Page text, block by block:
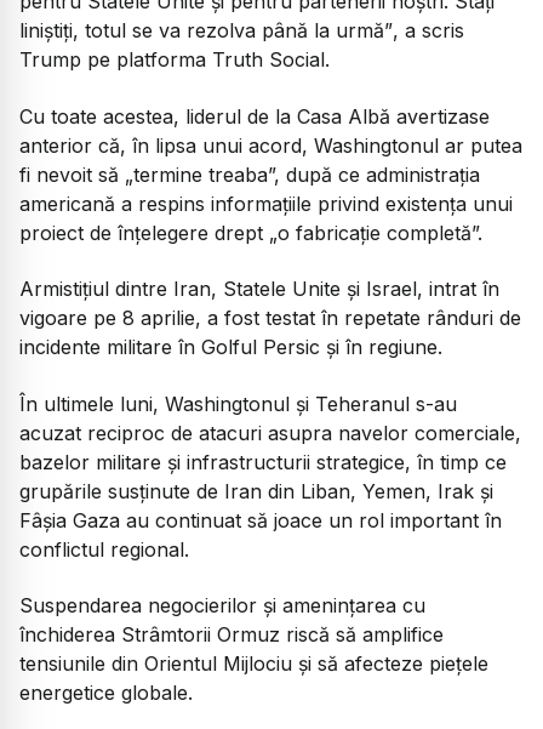
liniștiți, totul se va rezolva până la urmă”, a scris
Trump pe platforma Truth Social.
Cu toate acestea, liderul de la Casa Albă avertizase
anterior că, în lipsa unui acord, Washingtonul ar putea
fi nevoit să „termine treaba”, după ce administrația
americană a respins informațiile privind existența unui
proiect de înțelegere drept „o fabricație completă”.
Armistițiul dintre Iran, Statele Unite și Israel, intrat în
vigoare pe 8 aprilie, a fost testat în repetate rânduri de
incidente militare în Golful Persic și în regiune.
În ultimele luni, Washingtonul și Teheranul s-au
acuzat reciproc de atacuri asupra navelor comerciale,
bazelor militare și infrastructurii strategice, în timp ce
grupările susținute de Iran din Liban, Yemen, Irak și
Fâșia Gaza au continuat să joace un rol important în
conflictul regional.
Suspendarea negocierilor și amenințarea cu
închiderea Strâmtorii Ormuz riscă să amplifice
tensiunile din Orientul Mijlociu și să afecteze piețele
energetice globale.